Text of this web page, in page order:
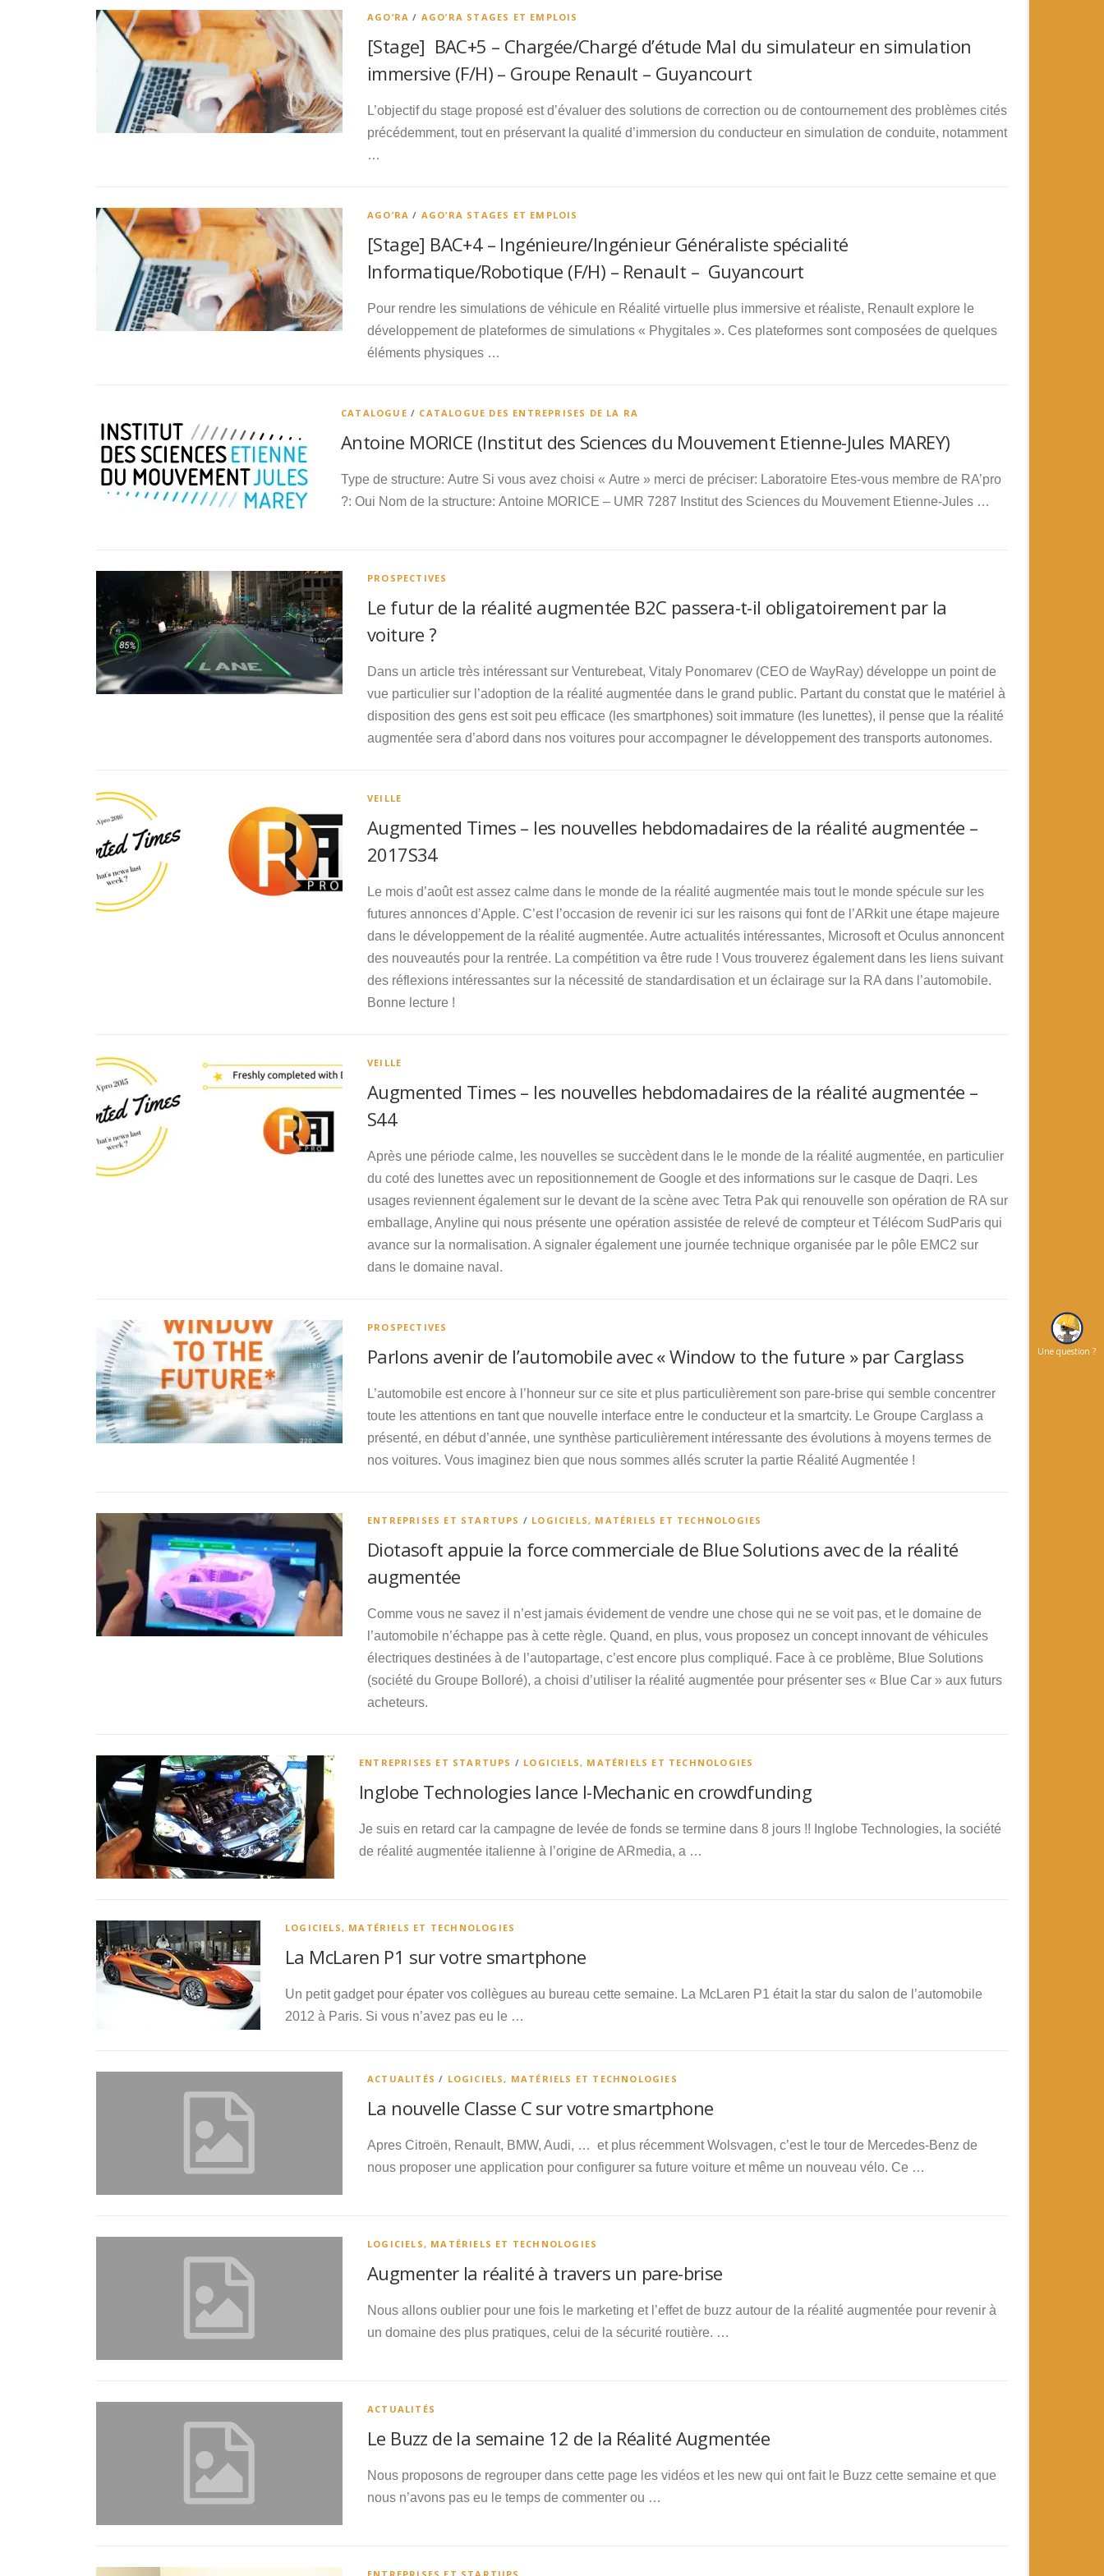
AGO’RA / AGO’RA STAGES ET EMPLOIS
[Stage] BAC+5 – Chargée/Chargé d’étude Mal du simulateur en simulation
immersive (F/H) – Groupe Renault – Guyancourt
L’objectif du stage proposé est d’évaluer des solutions de correction ou de contournement des problèmes cités
précédemment, tout en préservant la qualité d’immersion du conducteur en simulation de conduite, notamment
…
AGO’RA / AGO’RA STAGES ET EMPLOIS
[Stage] BAC+4 – Ingénieure/Ingénieur Généraliste spécialité
Informatique/Robotique (F/H) – Renault – Guyancourt
Pour rendre les simulations de véhicule en Réalité virtuelle plus immersive et réaliste, Renault explore le
développement de plateformes de simulations « Phygitales ». Ces plateformes sont composées de quelques
éléments physiques …
CATALOGUE / CATALOGUE DES ENTREPRISES DE LA RA
Antoine MORICE (Institut des Sciences du Mouvement Etienne-Jules MAREY)
Type de structure: Autre Si vous avez choisi « Autre » merci de préciser: Laboratoire Etes-vous membre de RA’pro
?: Oui Nom de la structure: Antoine MORICE – UMR 7287 Institut des Sciences du Mouvement Etienne-Jules …
PROSPECTIVES
Le futur de la réalité augmentée B2C passera-t-il obligatoirement par la
voiture ?
Dans un article très intéressant sur Venturebeat, Vitaly Ponomarev (CEO de WayRay) développe un point de
vue particulier sur l’adoption de la réalité augmentée dans le grand public. Partant du constat que le matériel à
disposition des gens est soit peu efficace (les smartphones) soit immature (les lunettes), il pense que la réalité
augmentée sera d’abord dans nos voitures pour accompagner le développement des transports autonomes.
VEILLE
Augmented Times – les nouvelles hebdomadaires de la réalité augmentée –
2017S34
Le mois d’août est assez calme dans le monde de la réalité augmentée mais tout le monde spécule sur les
futures annonces d’Apple. C’est l’occasion de revenir ici sur les raisons qui font de l’ARkit une étape majeure
dans le développement de la réalité augmentée. Autre actualités intéressantes, Microsoft et Oculus annoncent
des nouveautés pour la rentrée. La compétition va être rude ! Vous trouverez également dans les liens suivant
des réflexions intéressantes sur la nécessité de standardisation et un éclairage sur la RA dans l’automobile.
Bonne lecture !
VEILLE
Augmented Times – les nouvelles hebdomadaires de la réalité augmentée –
S44
Après une période calme, les nouvelles se succèdent dans le le monde de la réalité augmentée, en particulier
du coté des lunettes avec un repositionnement de Google et des informations sur le casque de Daqri. Les
usages reviennent également sur le devant de la scène avec Tetra Pak qui renouvelle son opération de RA sur
emballage, Anyline qui nous présente une opération assistée de relevé de compteur et Télécom SudParis qui
avance sur la normalisation. A signaler également une journée technique organisée par le pôle EMC2 sur
dans le domaine naval.
PROSPECTIVES
Parlons avenir de l’automobile avec « Window to the future » par Carglass
L’automobile est encore à l’honneur sur ce site et plus particulièrement son pare-brise qui semble concentrer
toute les attentions en tant que nouvelle interface entre le conducteur et la smartcity. Le Groupe Carglass a
présenté, en début d’année, une synthèse particulièrement intéressante des évolutions à moyens termes de
nos voitures. Vous imaginez bien que nous sommes allés scruter la partie Réalité Augmentée !
ENTREPRISES ET STARTUPS / LOGICIELS, MATÉRIELS ET TECHNOLOGIES
Diotasoft appuie la force commerciale de Blue Solutions avec de la réalité
augmentée
Comme vous ne savez il n’est jamais évidement de vendre une chose qui ne se voit pas, et le domaine de
l’automobile n’échappe pas à cette règle. Quand, en plus, vous proposez un concept innovant de véhicules
électriques destinées à de l’autopartage, c’est encore plus compliqué. Face à ce problème, Blue Solutions
(société du Groupe Bolloré), a choisi d’utiliser la réalité augmentée pour présenter ses « Blue Car » aux futurs
acheteurs.
ENTREPRISES ET STARTUPS / LOGICIELS, MATÉRIELS ET TECHNOLOGIES
Inglobe Technologies lance I-Mechanic en crowdfunding
Je suis en retard car la campagne de levée de fonds se termine dans 8 jours !! Inglobe Technologies, la société
de réalité augmentée italienne à l’origine de ARmedia, a …
LOGICIELS, MATÉRIELS ET TECHNOLOGIES
La McLaren P1 sur votre smartphone
Un petit gadget pour épater vos collègues au bureau cette semaine. La McLaren P1 était la star du salon de l’automobile
2012 à Paris. Si vous n’avez pas eu le …
ACTUALITÉS / LOGICIELS, MATÉRIELS ET TECHNOLOGIES
La nouvelle Classe C sur votre smartphone
Apres Citroën, Renault, BMW, Audi, … et plus récemment Wolsvagen, c’est le tour de Mercedes-Benz de
nous proposer une application pour configurer sa future voiture et même un nouveau vélo. Ce …
LOGICIELS, MATÉRIELS ET TECHNOLOGIES
Augmenter la réalité à travers un pare-brise
Nous allons oublier pour une fois le marketing et l’effet de buzz autour de la réalité augmentée pour revenir à
un domaine des plus pratiques, celui de la sécurité routière. …
ACTUALITÉS
Le Buzz de la semaine 12 de la Réalité Augmentée
Nous proposons de regrouper dans cette page les vidéos et les new qui ont fait le Buzz cette semaine et que
nous n’avons pas eu le temps de commenter ou …
Une question ?